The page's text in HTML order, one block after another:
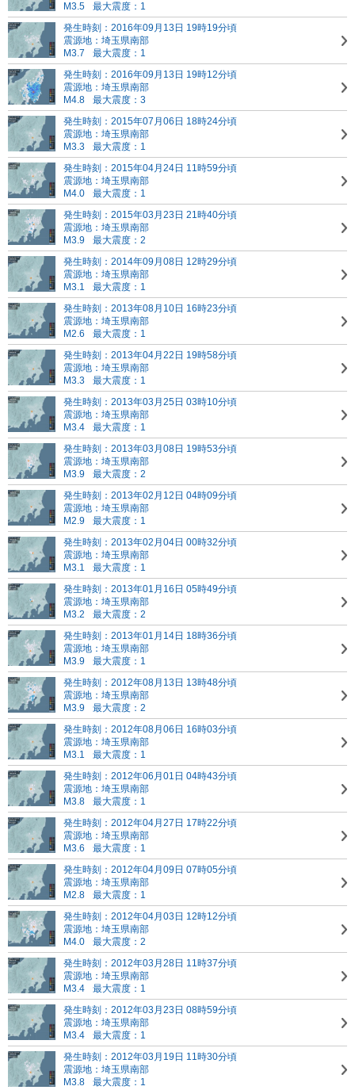
M3.5
最大震度：1
発生時刻：2016年09月13日 19時19分頃
震源地：埼玉県南部
M3.7
最大震度：1
発生時刻：2016年09月13日 19時12分頃
震源地：埼玉県南部
M4.8
最大震度：3
発生時刻：2015年07月06日 18時24分頃
震源地：埼玉県南部
M3.3
最大震度：1
発生時刻：2015年04月24日 11時59分頃
震源地：埼玉県南部
M4.0
最大震度：1
発生時刻：2015年03月23日 21時40分頃
震源地：埼玉県南部
M3.9
最大震度：2
発生時刻：2014年09月08日 12時29分頃
震源地：埼玉県南部
M3.1
最大震度：1
発生時刻：2013年08月10日 16時23分頃
震源地：埼玉県南部
M2.6
最大震度：1
発生時刻：2013年04月22日 19時58分頃
震源地：埼玉県南部
M3.3
最大震度：1
発生時刻：2013年03月25日 03時10分頃
震源地：埼玉県南部
M3.4
最大震度：1
発生時刻：2013年03月08日 19時53分頃
震源地：埼玉県南部
M3.9
最大震度：2
発生時刻：2013年02月12日 04時09分頃
震源地：埼玉県南部
M2.9
最大震度：1
発生時刻：2013年02月04日 00時32分頃
震源地：埼玉県南部
M3.1
最大震度：1
発生時刻：2013年01月16日 05時49分頃
震源地：埼玉県南部
M3.2
最大震度：2
発生時刻：2013年01月14日 18時36分頃
震源地：埼玉県南部
M3.9
最大震度：1
発生時刻：2012年08月13日 13時48分頃
震源地：埼玉県南部
M3.9
最大震度：2
発生時刻：2012年08月06日 16時03分頃
震源地：埼玉県南部
M3.1
最大震度：1
発生時刻：2012年06月01日 04時43分頃
震源地：埼玉県南部
M3.8
最大震度：1
発生時刻：2012年04月27日 17時22分頃
震源地：埼玉県南部
M3.6
最大震度：1
発生時刻：2012年04月09日 07時05分頃
震源地：埼玉県南部
M2.8
最大震度：1
発生時刻：2012年04月03日 12時12分頃
震源地：埼玉県南部
M4.0
最大震度：2
発生時刻：2012年03月28日 11時37分頃
震源地：埼玉県南部
M3.4
最大震度：1
発生時刻：2012年03月23日 08時59分頃
震源地：埼玉県南部
M3.4
最大震度：1
発生時刻：2012年03月19日 11時30分頃
震源地：埼玉県南部
M3.8
最大震度：1